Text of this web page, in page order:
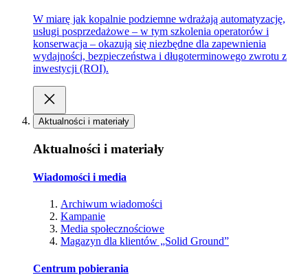
W miarę jak kopalnie podziemne wdrażają automatyzację,
usługi posprzedażowe – w tym szkolenia operatorów i
konserwacja – okazują się niezbędne dla zapewnienia
wydajności, bezpieczeństwa i długoterminowego zwrotu z
inwestycji (ROI).
Aktualności i materiały
Aktualności i materiały
Wiadomości i media
Archiwum wiadomości
Kampanie
Media społecznościowe
Magazyn dla klientów „Solid Ground”
Centrum pobierania